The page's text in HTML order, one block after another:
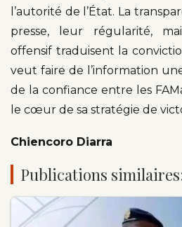
l’autorité de l’État. La
presse, leur régularité,
offensif traduisent la
veut faire de l’information
de la confiance entre les
le cœur de sa stratégie de
Chiencoro Diarra
Publications